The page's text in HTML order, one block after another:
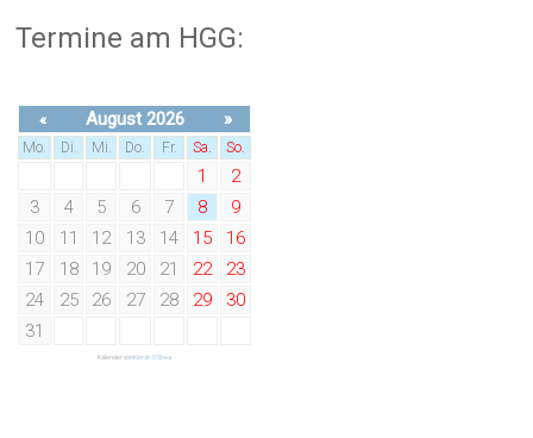
Termine am HGG:
« August 2026 »
Mo. Di. Mi. Do. Fr. Sa. So.
1
2
3
4 5 6 7 8
9
10
11 12 13 14 15
16
17
18 19 20 21 22
23
24
25 26 27 28 29
30
31
Kalender vonKieran O'Shea